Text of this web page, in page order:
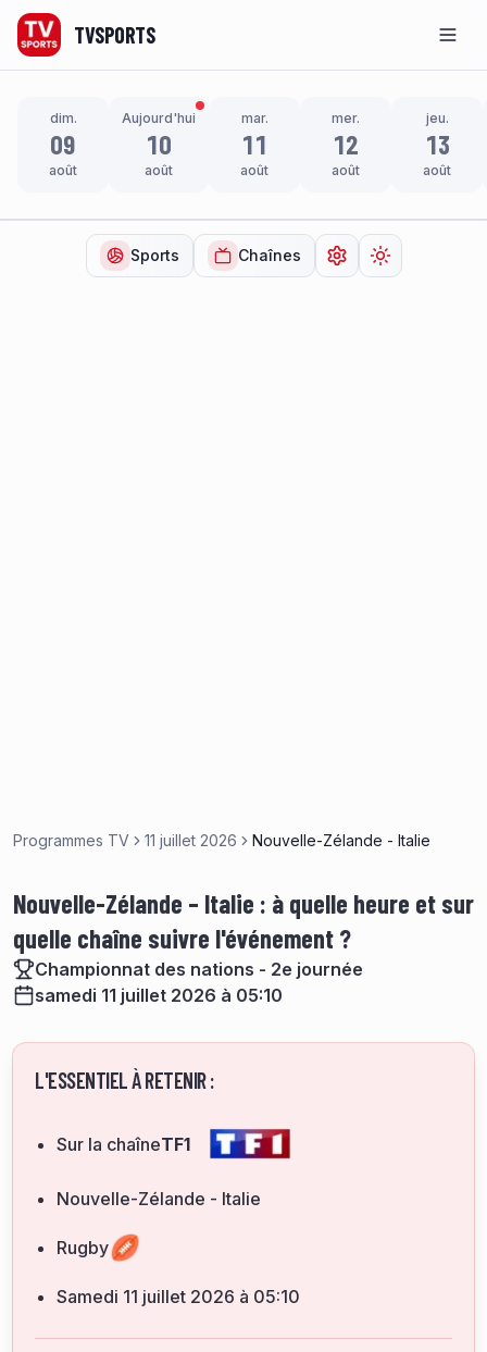
TVSPORTS
dim.
09
août
Aujourd'hui
10
août
mar.
11
août
mer.
12
août
jeu.
13
août
Sports Chaînes Ouvrir lesChanger de
Programmes TV 11 juillet 2026 Nouvelle-Zélande - Italie
Nouvelle-Zélande – Italie : à quelle heure et sur
quelle chaîne suivre l'événement ?
Championnat des nations - 2e journée
samedi 11 juillet 2026 à 05:10
L'ESSENTIEL À RETENIR :
Sur la chaîneTF1
Nouvelle-Zélande - Italie
Rugby
samedi 11 juillet 2026 à 05:10